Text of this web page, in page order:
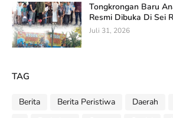
Tongkrongan Baru
Resmi Dibuka Di Sei
Juli 31, 2026
TAG
Berita Berita Peristiwa Daerah